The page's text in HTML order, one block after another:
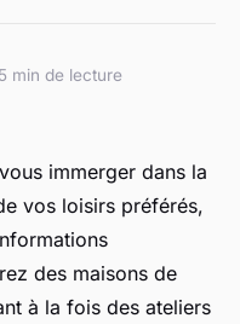
5 min de lecture
immerger dans la
vos loisirs préférés,
des maisons de
à la fois des ateliers